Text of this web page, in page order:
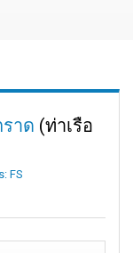
าด (ท่าเรือ
FS